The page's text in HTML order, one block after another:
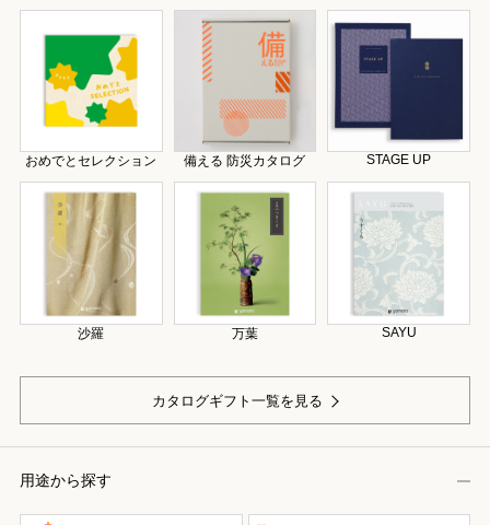
おめでとセレクション 備える 防災カタログ STAGE UP
沙羅 万葉 SAYU
カタログギフト一覧を見る
用途から探す